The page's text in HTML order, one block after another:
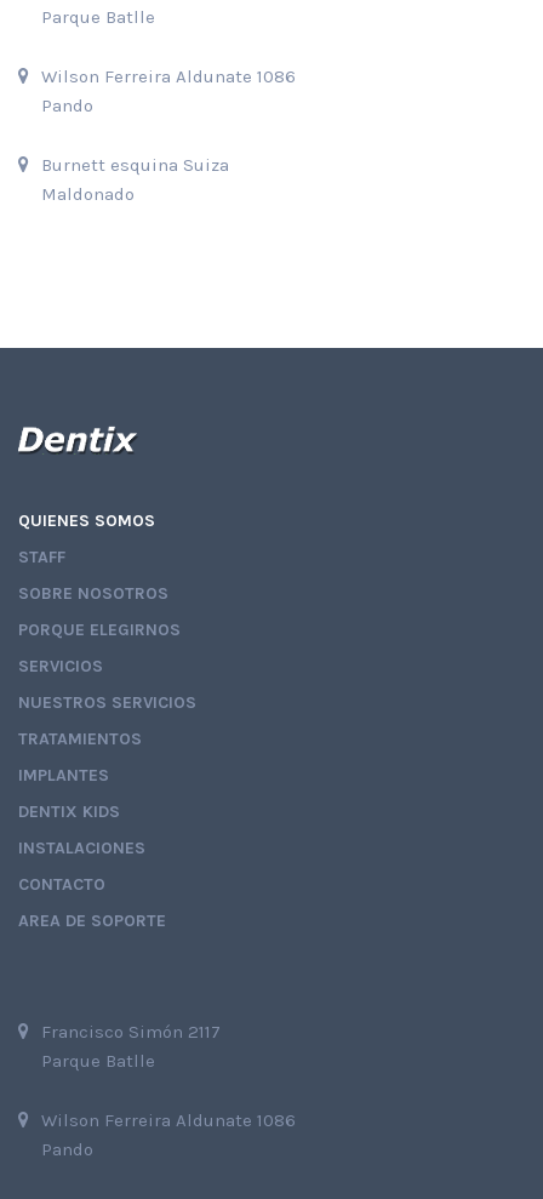
Parque Batlle
Wilson Ferreira Aldunate 1086
Pando
Burnett esquina Suiza
Maldonado
QUIENES SOMOS
STAFF
SOBRE NOSOTROS
PORQUE ELEGIRNOS
SERVICIOS
NUESTROS SERVICIOS
TRATAMIENTOS
IMPLANTES
DENTIX KIDS
INSTALACIONES
CONTACTO
AREA DE SOPORTE
Francisco Simón 2117
Parque Batlle
Wilson Ferreira Aldunate 1086
Pando